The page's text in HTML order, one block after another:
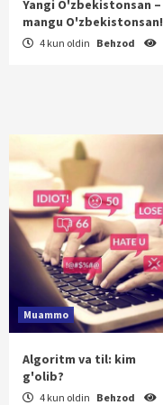
Yangi O'zbekistonsan –
mangu O'zbekistonsan!
4 kun oldin Behzod
Muammo
Algoritm va til: kim
g'olib?
4 kun oldin Behzod